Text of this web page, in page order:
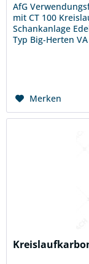
AfG
mit CT 100
Schankanlage
Typ Big-Herten
Merken